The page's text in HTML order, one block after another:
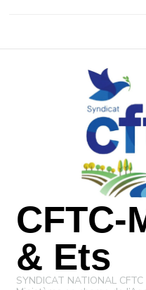
CFTC-
& Ets
SYNDICAT NATIONAL